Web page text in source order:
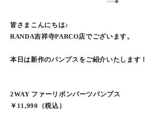
1234
皆さまこんにちは♪
RANDA吉祥寺PARCO店でございます。
本日は新作のパンプスをご紹介いたします！
2WAY ファーリボンパーツパンプス
￥11,990（税込）